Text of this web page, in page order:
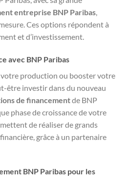
entreprise BNP Paribas
Ces options répondent à
et d’investissement.
avec BNP Paribas
production ou booster votre
être investir dans du nouveau
de financementde BNP
phase de croissance de votre
de réaliser de grands
grâce à un partenaire
BNP Paribas pour les